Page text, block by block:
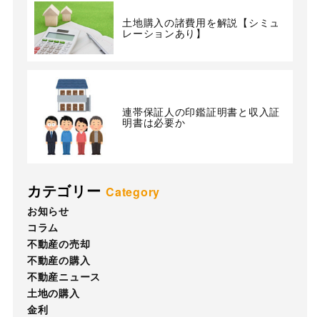
土地購入の諸費用を解説【シミュ
レーションあり】
連帯保証人の印鑑証明書と収入証
明書は必要か
カテゴリーCategory
お知らせ
コラム
不動産の売却
不動産の購入
不動産ニュース
土地の購入
金利